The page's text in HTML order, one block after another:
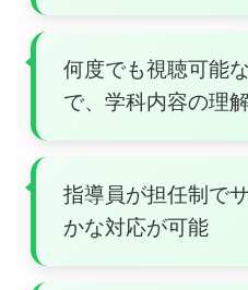
何度でも視聴可能
で、学科内容の理
指導員が担任制で
かな対応が可能